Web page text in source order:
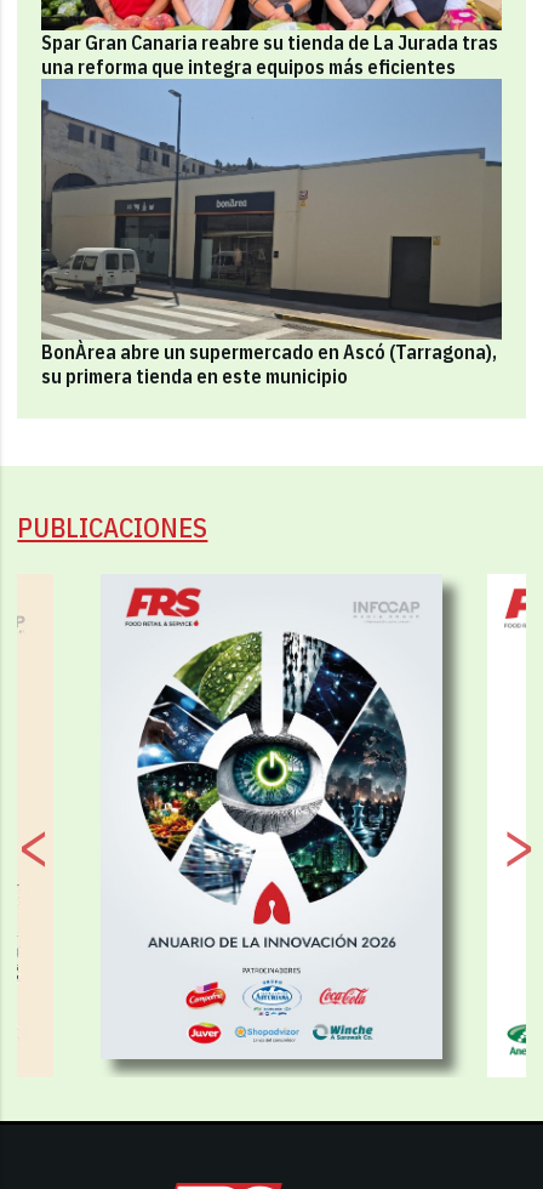
Spar Gran Canaria reabre su tienda de La Jurada tras
una reforma que integra equipos más eficientes
BonÀrea abre un supermercado en Ascó (Tarragona),
su primera tienda en este municipio
PUBLICACIONES